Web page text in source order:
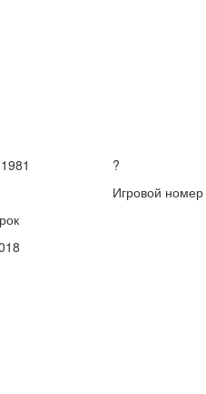
?
Игровой номер